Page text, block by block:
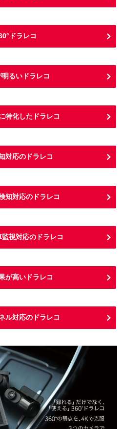
ドラレコ
明るいドラレコ
特化したドラレコ
対応のドラレコ
知対応のドラレコ
視対応のドラレコ
が高いドラレコ
ル対応のドラレコ